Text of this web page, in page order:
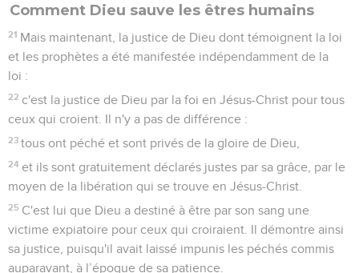
Comment Dieu sauve les êtres humains
21 Mais maintenant, la justice de Dieu dont témoignent la loi
et les prophètes a été manifestée indépendamment de la
loi :
22 c'est la justice de Dieu par la foi en Jésus-Christ pour tous
ceux qui croient. Il n'y a pas de différence :
23 tous ont péché et sont privés de la gloire de Dieu,
24 et ils sont gratuitement déclarés justes par sa grâce, par le
moyen de la libération qui se trouve en Jésus-Christ.
25 C'est lui que Dieu a destiné à être par son sang une
victime expiatoire pour ceux qui croiraient. Il démontre ainsi
sa justice, puisqu'il avait laissé impunis les péchés commis
auparavant, à l’époque de sa patience.